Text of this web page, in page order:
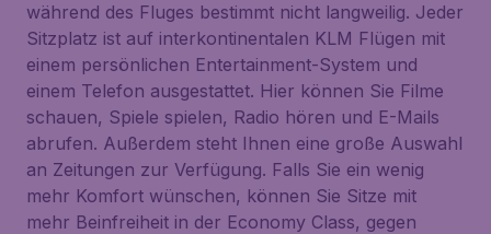
während des Fluges bestimmt nicht langweilig. Jeder
Sitzplatz ist auf interkontinentalen KLM Flügen mit
einem persönlichen Entertainment-System und
einem Telefon ausgestattet. Hier können Sie Filme
schauen, Spiele spielen, Radio hören und E-Mails
abrufen. Außerdem steht Ihnen eine große Auswahl
an Zeitungen zur Verfügung. Falls Sie ein wenig
mehr Komfort wünschen, können Sie Sitze mit
mehr Beinfreiheit in der Economy Class, gegen